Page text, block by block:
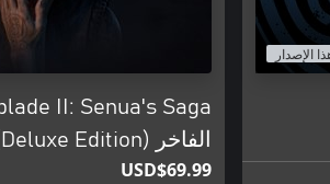
الإصدار
الفاخر (Deluxe Edition)
USD$69.99